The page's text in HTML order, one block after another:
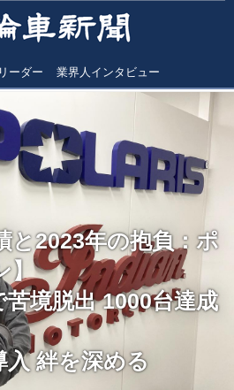
ーダー 業界人インタビュー
と2023年の抱負：ポ
】
境脱出 1000台達成
入 絆を深める